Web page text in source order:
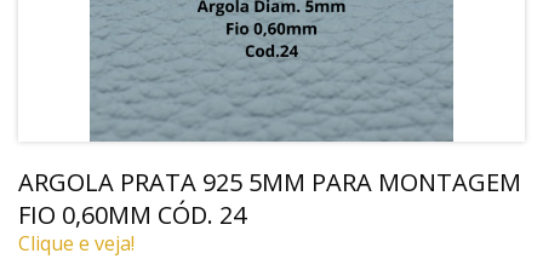
ARGOLA PRATA 925 5MM PARA MONTAGEM
FIO 0,60MM CÓD. 24
Clique e veja!